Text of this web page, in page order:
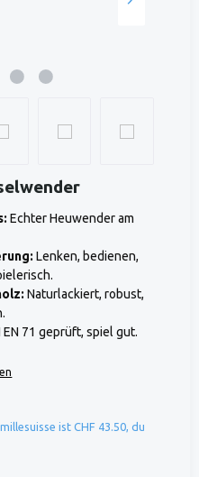
Echter Heuwender am
Lenken, bedienen,
Naturlackiert, robust,
EN 71 geprüft, spiel gut.
ist CHF 43.50, du